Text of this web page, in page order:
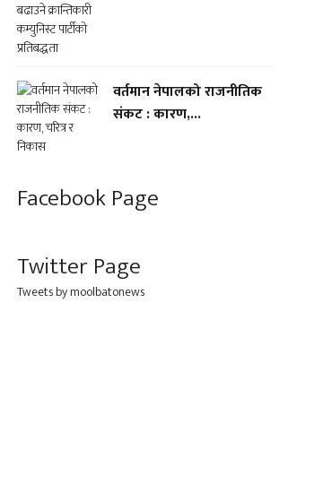
वर्तमान नेपालको राजनीतिक
संकट : कारण,...
Facebook Page
Twitter Page
Tweets by moolbatonews